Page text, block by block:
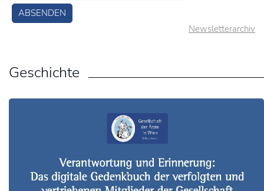
Newsletterarchiv
Geschichte